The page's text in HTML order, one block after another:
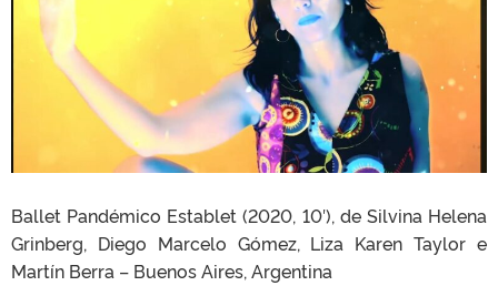
Ballet Pandémico Establet (2020, 10′), de Silvina Helena
Grinberg, Diego Marcelo Gómez, Liza Karen Taylor e
Martín Berra – Buenos Aires, Argentina